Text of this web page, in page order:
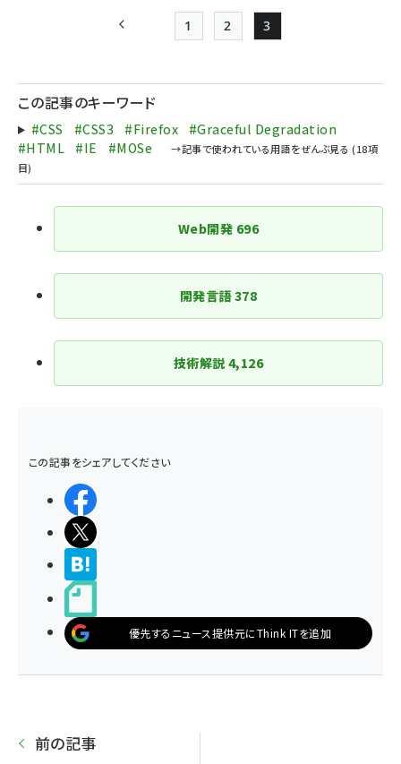
ジ
り
前ページ Page
1
Page
2
Page
3
この記事のキーワード
#CSS #CSS3 #Firefox
#Graceful Degradation
#HTML
#IE #MOSe
Web開発 696
開発言語378
技術解説 4,126
この記事をシェアしてください
優先するニュース提供元にThink ITを追加
前の記事